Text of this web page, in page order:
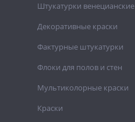
Штукатурки венецианские
Декоративные краски
Фактурные штукатурки
Флоки для полов и стен
Мультиколорные краски
Краски